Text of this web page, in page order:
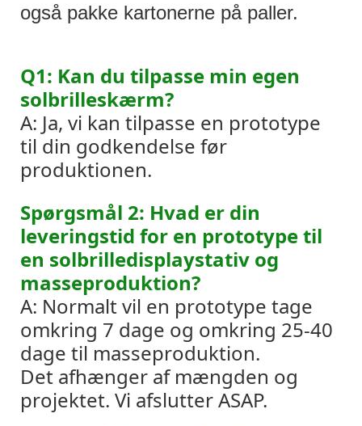
også pakke kartonerne på paller.
Q1: Kan du tilpasse min egen
solbrilleskærm?
A: Ja, vi kan tilpasse en prototype
til din godkendelse før
produktionen.
Spørgsmål 2: Hvad er din
leveringstid for en prototype til
en solbrilledisplaystativ og
masseproduktion?
A: Normalt vil en prototype tage
omkring 7 dage og omkring 25-40
dage til masseproduktion.
Det afhænger af mængden og
projektet. Vi afslutter ASAP.